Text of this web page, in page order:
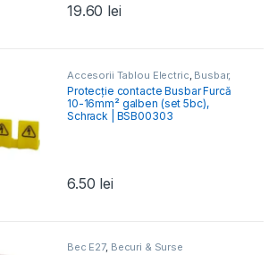
19.60 lei
Accesorii Tablou Electric Busbar,
Barete & Bare Colectoare
Protecție contacte Busbar Furcă
10-16mm² galben (set 5bc),
Schrack | BSB00303
6.50 lei
Bec E27, Becuri & Surse